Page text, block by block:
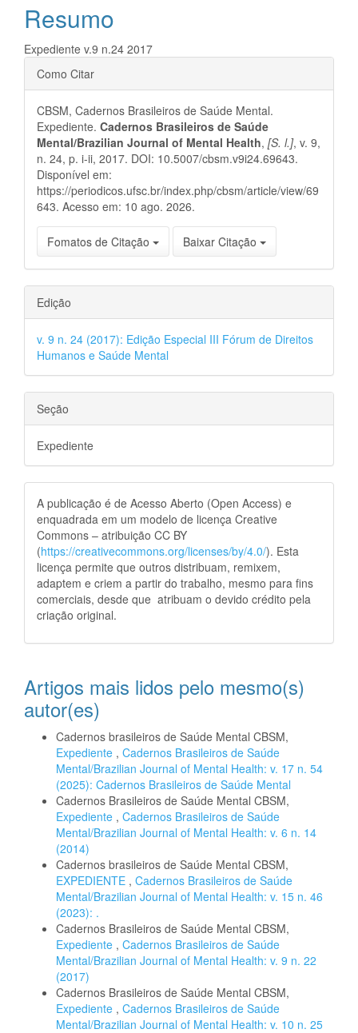
artigo
principal
Resumo
Expediente v.9 n.24 2017
Detalhes
do
artigo
Como Citar
CBSM, Cadernos Brasileiros de Saúde Mental.
Expediente. Cadernos Brasileiros de Saúde
Mental/Brazilian Journal of Mental Health, [S. l.], v. 9,
n. 24, p. i-ii, 2017. DOI: 10.5007/cbsm.v9i24.69643.
Disponível em:
https://periodicos.ufsc.br/index.php/cbsm/article/view/69
643. Acesso em: 10 ago. 2026.
Fomatos de Citação Baixar Citação
Edição
v. 9 n. 24 (2017): Edição Especial III Fórum de Direitos
Humanos e Saúde Mental
Seção
Expediente
A publicação é de Acesso Aberto (Open Access) e
enquadrada em um modelo de licença Creative
Commons – atribuição CC BY
(https://creativecommons.org/licenses/by/4.0/). Esta
licença permite que outros distribuam, remixem,
adaptem e criem a partir do trabalho, mesmo para fins
comerciais, desde que atribuam o devido crédito pela
criação original.
Artigos mais lidos pelo mesmo(s)
autor(es)
Cadernos brasileiros de Saúde Mental CBSM,
Expediente , Cadernos Brasileiros de Saúde
Mental/Brazilian Journal of Mental Health: v. 17 n. 54
(2025): Cadernos Brasileiros de Saúde Mental
Cadernos Brasileiros de Saúde Mental CBSM,
Expediente , Cadernos Brasileiros de Saúde
Mental/Brazilian Journal of Mental Health: v. 6 n. 14
(2014)
Cadernos brasileiros de Saúde Mental CBSM,
EXPEDIENTE , Cadernos Brasileiros de Saúde
Mental/Brazilian Journal of Mental Health: v. 15 n. 46
(2023): .
Cadernos Brasileiros de Saúde Mental CBSM,
Expediente , Cadernos Brasileiros de Saúde
Mental/Brazilian Journal of Mental Health: v. 9 n. 22
(2017)
Cadernos Brasileiros de Saúde Mental CBSM,
Expediente , Cadernos Brasileiros de Saúde
Mental/Brazilian Journal of Mental Health: v. 10 n. 25